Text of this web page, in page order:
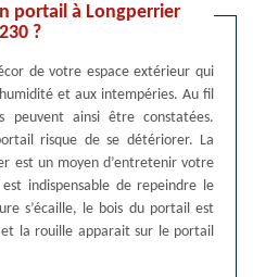
portail à Longperrier
?
de votre espace extérieur qui
et aux intempéries. Au fil
peuvent ainsi être constatées.
risque de se détériorer. La
est un moyen d’entretenir votre
indispensable de repeindre le
s’écaille, le bois du portail est
la rouille apparait sur le portail